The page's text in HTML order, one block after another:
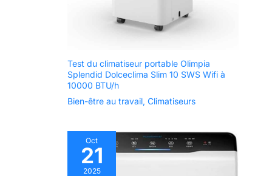
Test du climatiseur portable Olimpia
Splendid Dolceclima Slim 10 SWS Wifi à
10000 BTU/h
Bien-être au travail, Climatiseurs
Oct
21
2025